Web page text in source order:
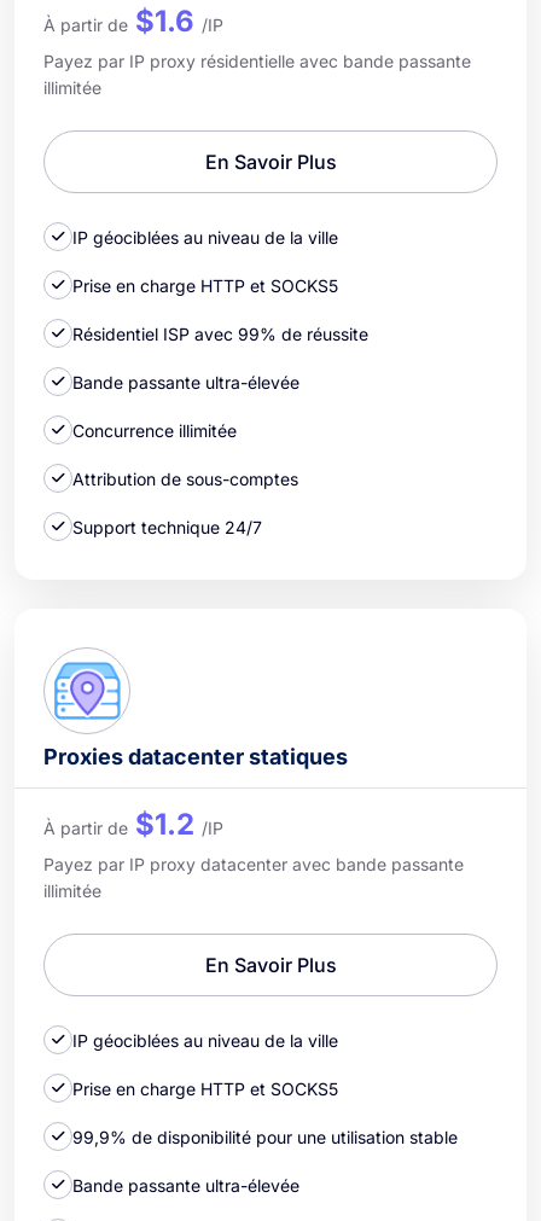
À partir de $1.6 /IP
Payez par IP proxy résidentielle avec bande passante
illimitée
En Savoir Plus
IP géociblées au niveau de la ville
Prise en charge HTTP et SOCKS5
Résidentiel ISP avec 99% de réussite
Bande passante ultra-élevée
Concurrence illimitée
Attribution de sous-comptes
Support technique 24/7
Proxies datacenter statiques
À partir de $1.2 /IP
Payez par IP proxy datacenter avec bande passante
illimitée
En Savoir Plus
IP géociblées au niveau de la ville
Prise en charge HTTP et SOCKS5
99,9% de disponibilité pour une utilisation stable
Bande passante ultra-élevée